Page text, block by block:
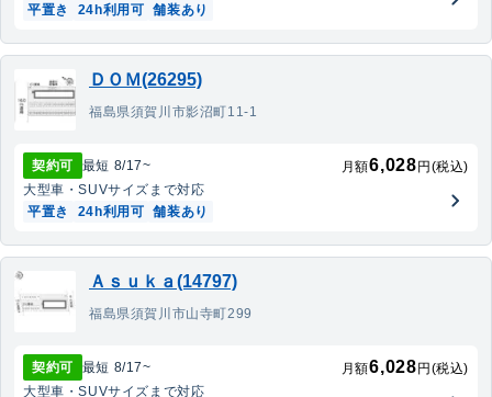
平置き
24h利用可 舗装あり
ＤＯＭ(26295)
福島県須賀川市影沼町11-1
契約可 最短 8/17~ 月額6,028 円(税込)
大型車・SUVサイズまで対応
平置き
24h利用可 舗装あり
Ａｓｕｋａ(14797)
福島県須賀川市山寺町299
契約可 最短 8/17~ 月額6,028 円(税込)
大型車・SUVサイズまで対応